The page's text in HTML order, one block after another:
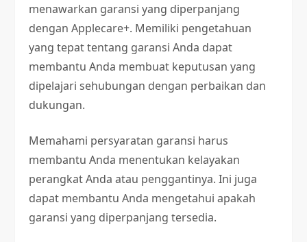
menawarkan garansi yang diperpanjang
dengan Applecare+. Memiliki pengetahuan
yang tepat tentang garansi Anda dapat
membantu Anda membuat keputusan yang
dipelajari sehubungan dengan perbaikan dan
dukungan.
Memahami persyaratan garansi harus
membantu Anda menentukan kelayakan
perangkat Anda atau penggantinya. Ini juga
dapat membantu Anda mengetahui apakah
garansi yang diperpanjang tersedia.